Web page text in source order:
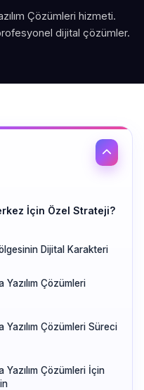
Çözümleri hizmeti.
dijital çözümler.
İçin Özel Strateji?
Dijital Karakteri
Çözümleri
Çözümleri Süreci
Çözümleri İçin